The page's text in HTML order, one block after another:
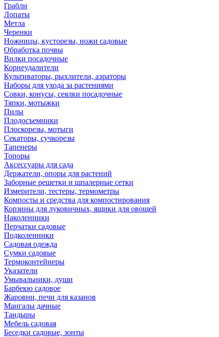
Грабли
Лопаты
Метла
Черенки
Ножницы, кусторезы, ножи садовые
Обработка почвы
Вилки посадочные
Корнеудалители
Культиваторы, рыхлители, аэраторы
Наборы для ухода за растениями
Совки, конусы, сеялки посадочные
Тяпки, мотыжки
Пилы
Плодосъемники
Плоскорезы, мотыги
Секаторы, сучкорезы
Тапенеры
Топоры
Аксессуары для сада
Держатели, опоры для растений
Заборные решетки и шпалерные сетки
Измерители, тестеры, термометры
Компосты и средства для компостирования
Корзины для луковичных, ящики для овощей
Наколенники
Перчатки садовые
Подколенники
Садовая одежда
Сумки садовые
Термоконтейнеры
Указатели
Умывальники, души
Барбекю садовое
Жаровни, печи для казанов
Мангалы дачные
Тандыры
Мебель садовая
Беседки садовые, зонты